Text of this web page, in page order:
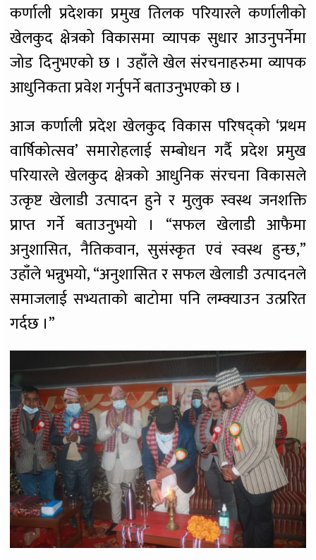
कर्णाली प्रदेशका प्रमुख तिलक परियारले कर्णालीको
खेलकुद क्षेत्रको विकासमा व्यापक सुधार आउनुपर्नेमा
जोड दिनुभएको छ । उहाँले खेल संरचनाहरुमा व्यापक
आधुनिकता प्रवेश गर्नुपर्ने बताउनुभएको छ ।
आज कर्णाली प्रदेश खेलकुद विकास परिषद्को ‘प्रथम
वार्षिकोत्सव’ समारोहलाई सम्बोधन गर्दै प्रदेश प्रमुख
परियारले खेलकुद क्षेत्रको आधुनिक संरचना विकासले
उत्कृष्ट खेलाडी उत्पादन हुने र मुलुक स्वस्थ जनशक्ति
प्राप्त गर्ने बताउनुभयो । “सफल खेलाडी आफैमा
अनुशासित, नैतिकवान, सुसंस्कृत एवं स्वस्थ हुन्छ,”
उहाँले भन्नुभयो, “अनुशासित र सफल खेलाडी उत्पादनले
समाजलाई सभ्यताको बाटोमा पनि लम्क्याउन उत्प्ररित
गर्दछ ।”